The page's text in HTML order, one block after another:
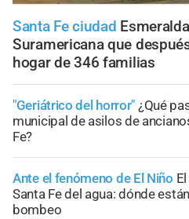
Santa Fe ciudad
Suramericana que
hogar de 346 familias
"Geriátrico del horror" ¿Qué
municipal de asilos de
Fe?
Ante el fenómeno de El Niño
Santa Fe del agua: dónde
bombeo